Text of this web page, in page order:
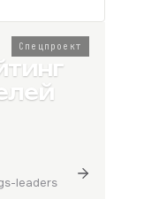
Спецпроект
leaders